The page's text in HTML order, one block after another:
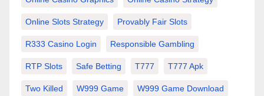
Online Slots Strategy Provably Fair Slots
R333 Casino Login Responsible Gambling
RTP Slots Safe Betting T777 T777 Apk
Two Killed W999 Game W999 Game Download